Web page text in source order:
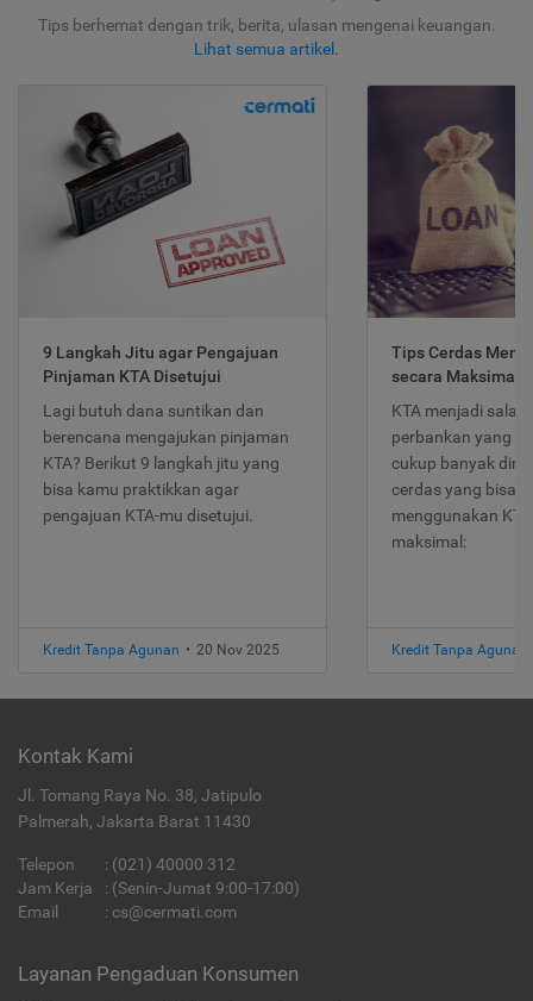
Tips berhemat dengan trik, berita, ulasan mengenai keuangan.
Lihat semua artikel .
9 Langkah Jitu agar Pengajuan
Pinjaman KTA Disetujui
Lagi butuh dana suntikan dan
berencana mengajukan pinjaman
KTA? Berikut 9 langkah jitu yang
bisa kamu praktikkan agar
pengajuan KTA-mu disetujui.
Kredit Tanpa Agunan • 20 Nov 2025
Tips Cerdas
secara Maksimal
KTA menjadi
perbankan yang
cukup banyak
cerdas yang bisa
menggunakan
maksimal:
Kredit Tanpa Agunan
Kontak Kami
Jl. Tomang Raya No. 38, Jatipulo
Palmerah, Jakarta Barat 11430
Telepon : (021) 40000 312
Jam Kerja
: (Senin-Jumat 9:00-17:00)
Email
: cs@cermati.com
Layanan Pengaduan Konsumen